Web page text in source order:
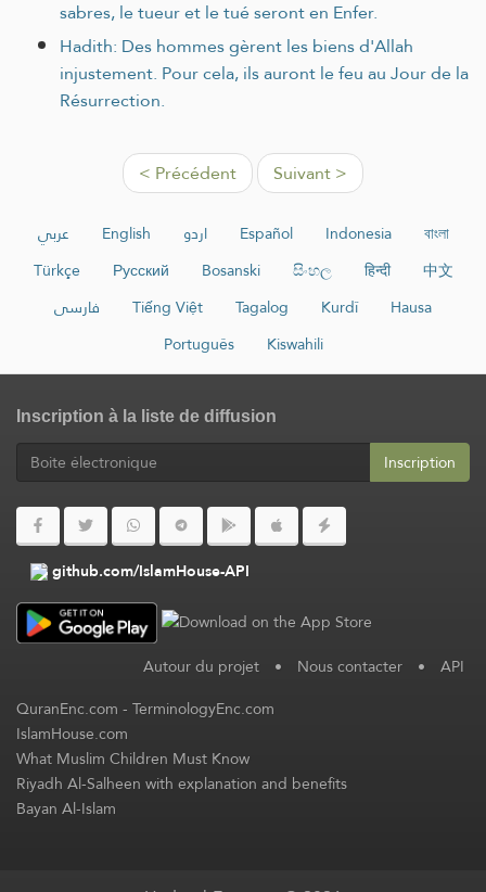
sabres, le tueur et le tué seront en Enfer.
Hadith: Des hommes gèrent les biens d'Allah
injustement. Pour cela, ils auront le feu au Jour de la
Résurrection.
< Précédent Suivant >
عربي English اردو Español Indonesia
বাংলা
Türkçe
Русский Bosanski සිංහල हिन्दी
中文
فارسی
Tiếng Việt Tagalog Kurdî
Hausa
Português
Kiswahili
Inscription à la liste de diffusion
Inscription
github.com/IslamHouse-API
Autour du projet • Nous contacter • API
QuranEnc.com-TerminologyEnc.com
IslamHouse.com
What Muslim Children Must Know
Riyadh Al-Salheen with explanation and benefits
Bayan Al-Islam